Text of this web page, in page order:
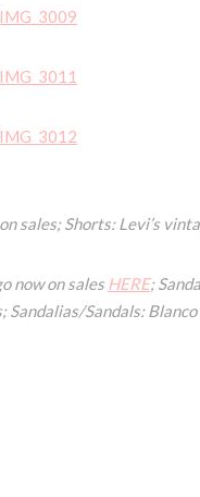
sales; Shorts: Levi’s
now on sales HERE;
Sandals: